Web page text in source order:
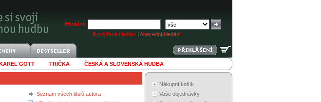
Hledání:
Rozšířené hledání | Abecední hledání
GOTT TRIČKA ČESKÁ A SLOVENSKÁ HUDBA
Seznam všech titulů autora
Nákupní košík
Vaše objednávky